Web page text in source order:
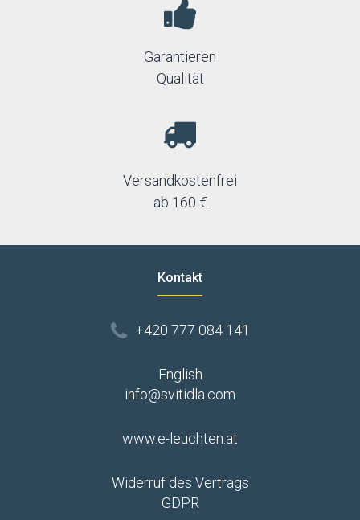
Garantieren
Qualität
Versandkostenfrei
ab 160 €
Kontakt
+420 777 084 141
English
info@svitidla.com
www.e-leuchten.at
Widerruf des Vertrags
GDPR